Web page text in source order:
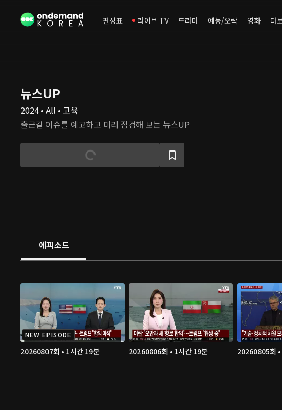
편성표 라이브 TV 드라마 예능/오락 영화 더
뉴스UP
2024 • All • 교육
출근길 이슈를 예고하고 미리 점검해 보는 뉴스UP
에피소드
NEW EPISODE
20260807회 • 1시간 19분 20260806회 • 1시간 19분 20260805회